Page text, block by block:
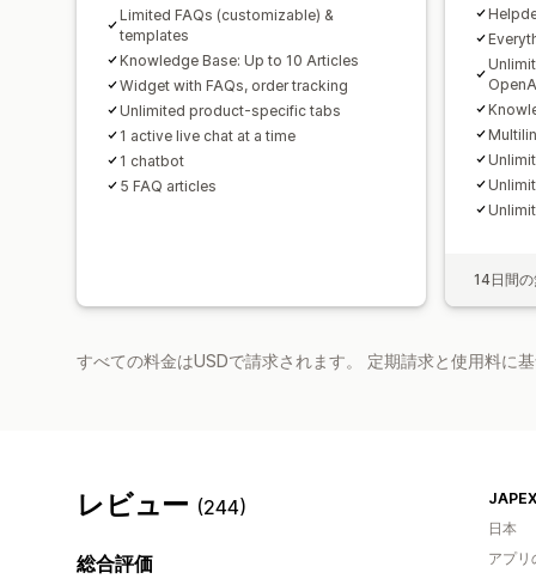
Limited FAQs (customizable) &
templates
Knowledge Base: Up to 10 Articles
Widget with FAQs, order tracking
Unlimited product-specific tabs
1 active live chat at a time
1 chatbot
5 FAQ articles
14日間
すべての料金はUSDで請求されます。 定期請求と使用料に
レビュー (244)
総合評価
日本
アプリ